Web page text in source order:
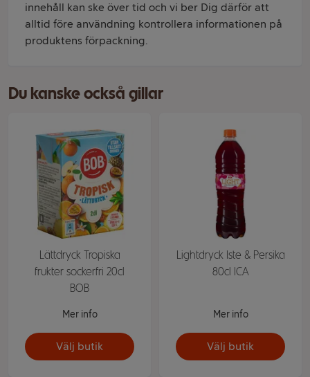
innehåll kan ske över tid och vi ber Dig därför att
alltid före användning kontrollera informationen på
produktens förpackning.
Du kanske också gillar
Lättdryck Tropiska
frukter sockerfri 20cl
BOB
Mer info
Välj butik
Lightdryck Iste & Persika
80cl ICA
Mer info
Välj butik